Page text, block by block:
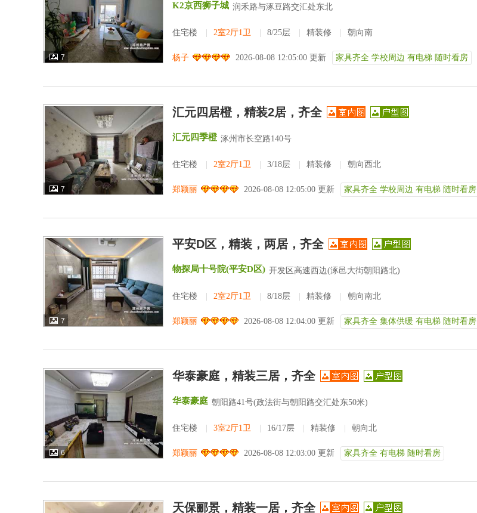
7
K2京西狮子城 润禾路与涿豆路交汇处东北
住宅楼 2室2厅1卫 8/25层 精装修 朝向南
杨子 2026-08-08 12:05:00 更新 家具齐全 学校周边 有电梯 随时看房
7
汇元四居橙，精装2居，齐全
汇元四季橙 涿州市长空路140号
住宅楼 2室2厅1卫 3/18层 精装修 朝向西北
郑颖丽 2026-08-08 12:05:00 更新 家具齐全 学校周边 有电梯 随时看房
7
平安D区，精装，两居，齐全
物探局十号院(平安D区) 开发区高速西边(涿邑大街朝阳路北)
住宅楼 2室2厅1卫 8/18层 精装修 朝向南北
郑颖丽 2026-08-08 12:04:00 更新 家具齐全 集体供暖 有电梯 随时看房
6
华泰豪庭，精装三居，齐全
华泰豪庭 朝阳路41号(政法街与朝阳路交汇处东50米)
住宅楼 3室2厅1卫 16/17层 精装修 朝向北
郑颖丽 2026-08-08 12:03:00 更新 家具齐全 有电梯 随时看房
天保郦景，精装一居，齐全